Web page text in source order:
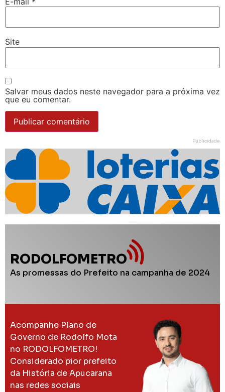
Site
Salvar meus dados neste navegador para a próxima vez
que eu comentar.
Publicidade
RODOLFOMETRO
As promessas do Prefeito na campanha de 2024
Acompanhe Plano de
Governo de Rodolfo Mota
no RODOLFOMETRO!
Considerado pior prefeito
da História de Apucarana
nas redes sociais